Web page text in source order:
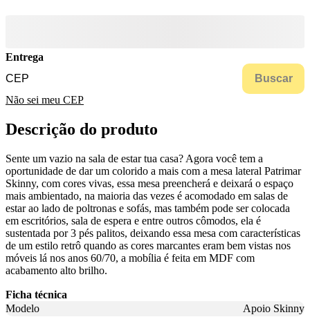
Entrega
Buscar
Não sei meu CEP
Descrição do produto
Sente um vazio na sala de estar tua casa? Agora você tem a
oportunidade de dar um colorido a mais com a mesa lateral Patrimar
Skinny, com cores vivas, essa mesa preencherá e deixará o espaço
mais ambientado, na maioria das vezes é acomodado em salas de
estar ao lado de poltronas e sofás, mas também pode ser colocada
em escritórios, sala de espera e entre outros cômodos, ela é
sustentada por 3 pés palitos, deixando essa mesa com características
de um estilo retrô quando as cores marcantes eram bem vistas nos
móveis lá nos anos 60/70, a mobília é feita em MDF com
acabamento alto brilho.
Ficha técnica
Modelo
Apoio Skinny